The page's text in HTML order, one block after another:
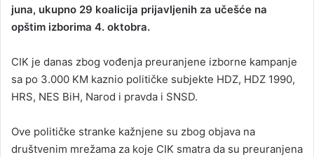
juna, ukupno 29 koalicija prijavljenih za učešće na
opštim izborima 4. oktobra.
CIK je danas zbog vođenja preuranjene izborne kampanje
sa po 3.000 KM kaznio političke subjekte HDZ, HDZ 1990,
HRS, NES BiH, Narod i pravda i SNSD.
Ove političke stranke kažnjene su zbog objava na
društvenim mrežama za koje CIK smatra da su preuranjena